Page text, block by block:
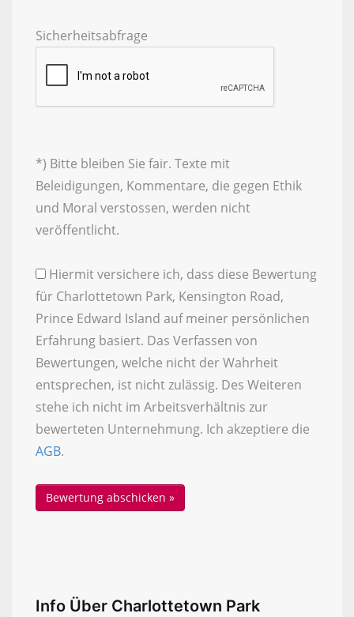
Sicherheitsabfrage
*) Bitte bleiben Sie fair. Texte mit
Beleidigungen, Kommentare, die gegen Ethik
und Moral verstossen, werden nicht
veröffentlicht.
Hiermit versichere ich, dass diese Bewertung
für Charlottetown Park, Kensington Road,
Prince Edward Island auf meiner persönlichen
Erfahrung basiert. Das Verfassen von
Bewertungen, welche nicht der Wahrheit
entsprechen, ist nicht zulässig. Des Weiteren
stehe ich nicht im Arbeitsverhältnis zur
bewerteten Unternehmung. Ich akzeptiere die
AGB.
Info Über Charlottetown Park